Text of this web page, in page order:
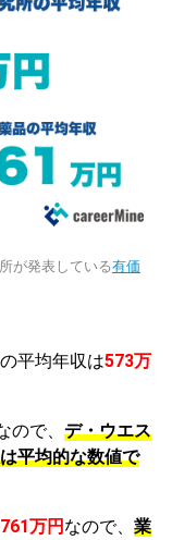
が発表している有価
平均年収は573万
ので、 デ・ウエス
平均的な数値で
761万円 なので、 業